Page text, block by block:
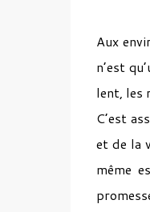
Aux
n’est
lent, les
C’est
et de la
même